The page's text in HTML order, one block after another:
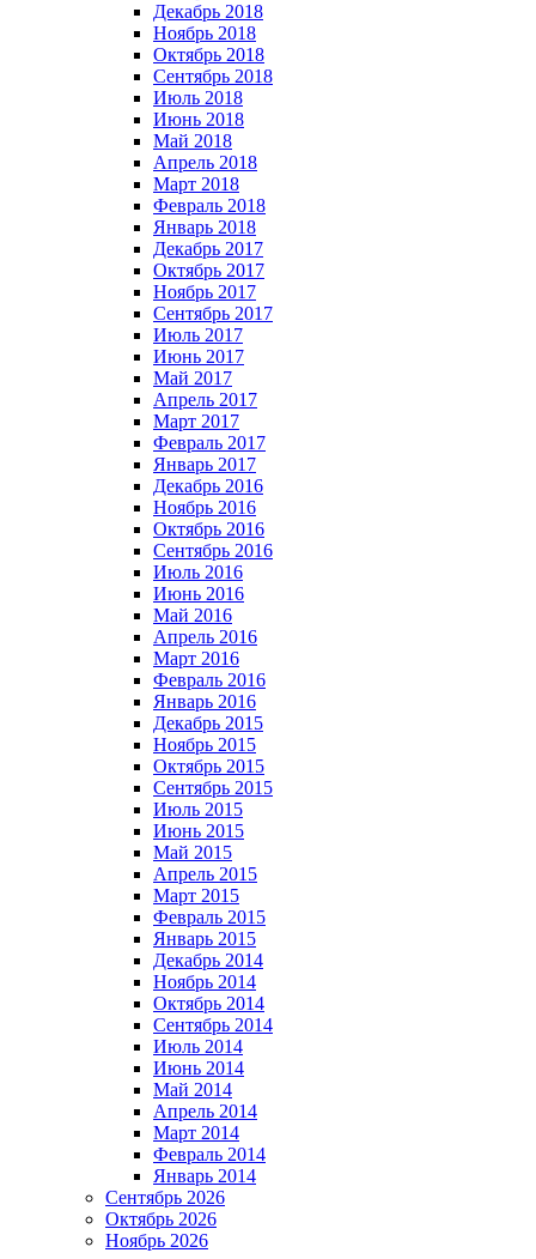
Декабрь 2018
Ноябрь 2018
Октябрь 2018
Сентябрь 2018
Июль 2018
Июнь 2018
Май 2018
Апрель 2018
Март 2018
Февраль 2018
Январь 2018
Декабрь 2017
Октябрь 2017
Ноябрь 2017
Сентябрь 2017
Июль 2017
Июнь 2017
Май 2017
Апрель 2017
Март 2017
Февраль 2017
Январь 2017
Декабрь 2016
Ноябрь 2016
Октябрь 2016
Сентябрь 2016
Июль 2016
Июнь 2016
Май 2016
Апрель 2016
Март 2016
Февраль 2016
Январь 2016
Декабрь 2015
Ноябрь 2015
Октябрь 2015
Сентябрь 2015
Июль 2015
Июнь 2015
Май 2015
Апрель 2015
Март 2015
Февраль 2015
Январь 2015
Декабрь 2014
Ноябрь 2014
Октябрь 2014
Сентябрь 2014
Июль 2014
Июнь 2014
Май 2014
Апрель 2014
Март 2014
Февраль 2014
Январь 2014
Сентябрь 2026
Октябрь 2026
Ноябрь 2026